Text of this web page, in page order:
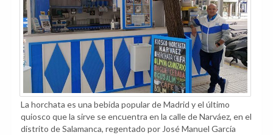
La horchata es una bebida popular de Madrid y el último
quiosco que la sirve se encuentra en la calle de Narváez, en el
distrito de Salamanca, regentado por José Manuel García